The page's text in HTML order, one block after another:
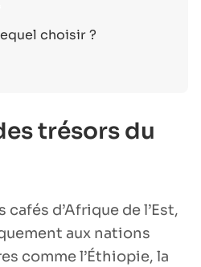
choisir ?
trésors du
cafés d’Afrique de l’Est,
aux nations
comme l’Éthiopie, la